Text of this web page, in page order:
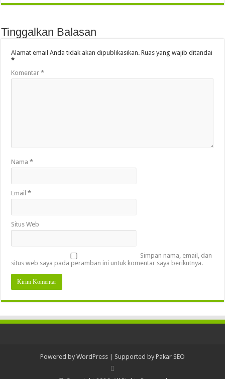
Tinggalkan Balasan
Alamat email Anda tidak akan dipublikasikan. Ruas yang wajib ditandai
*
Komentar*
Nama*
Email*
Situs Web
Simpan nama, email, dan
situs web saya pada peramban ini untuk komentar saya berikutnya.
Powered by WordPress | Supported by Pakar SEO